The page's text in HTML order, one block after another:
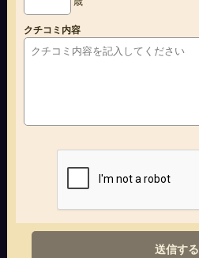
クチコミ内容
送信する